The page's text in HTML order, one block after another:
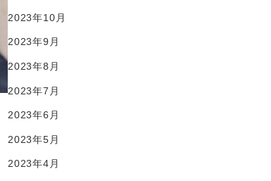
2023年10月
2023年9月
2023年8月
2023年7月
2023年6月
2023年5月
2023年4月